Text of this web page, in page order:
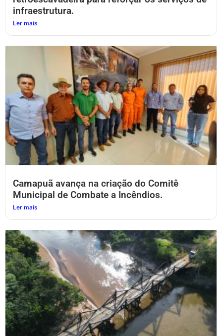
infraestrutura.
Ler mais
Camapuã avança na criação do Comitê
Municipal de Combate a Incêndios.
Ler mais